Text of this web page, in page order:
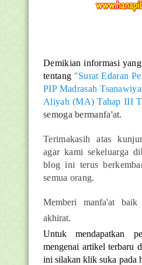
Demikian informasi
tentang "Surat Edaran
PIP Madrasah
Aliyah (MA) Tahap III
semoga bermanfa'at.
Terimakasih atas
agar kami sekeluarga
blog ini terus
semua orang.
Memberi manfa'at
akhirat.
Untuk mendapatkan
mengenai artikel terbaru
ini silakan klik suka pada